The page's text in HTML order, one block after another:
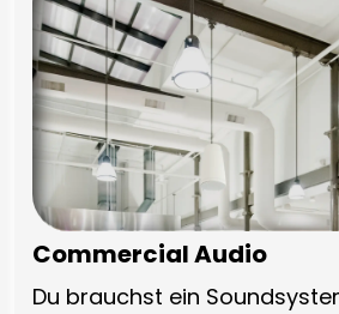
Commercial Audio
Du brauchst ein